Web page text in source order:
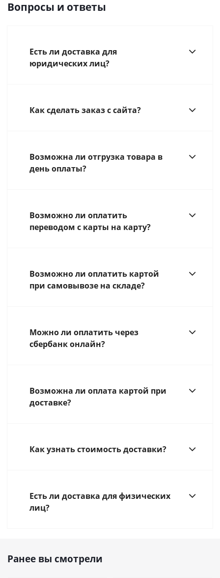
Вопросы и ответы
Есть ли доставка для
юридических лиц?
Как сделать заказ с сайта?
Возможна ли отгрузка товара в
день оплаты?
Возможно ли оплатить
переводом с карты на карту?
Возможно ли оплатить картой
при самовывозе на складе?
Можно ли оплатить через
сбербанк онлайн?
Возможна ли оплата картой при
доставке?
Как узнать стоимость доставки?
Есть ли доставка для физических
лиц?
Ранее вы смотрели